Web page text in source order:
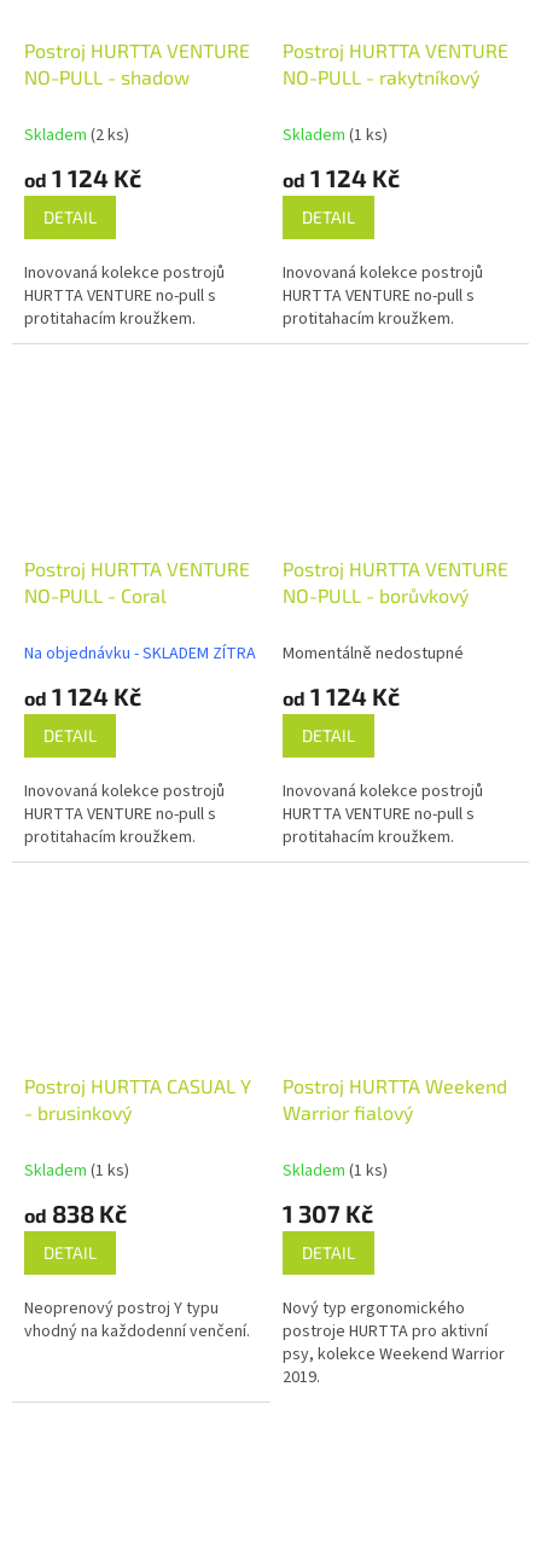
Postroj HURTTA VENTURE
NO-PULL - shadow
Skladem (2 ks)
od 1 124 Kč
DETAIL
Inovovaná kolekce postrojů
HURTTA VENTURE no-pull s
protitahacím kroužkem.
Postroj HURTTA VENTURE
NO-PULL - rakytníkový
Skladem (1 ks)
od 1 124 Kč
DETAIL
Inovovaná kolekce postrojů
HURTTA VENTURE no-pull s
protitahacím kroužkem.
Postroj HURTTA VENTURE
NO-PULL - Coral
Na objednávku - SKLADEM ZÍTRA
od 1 124 Kč
DETAIL
Inovovaná kolekce postrojů
HURTTA VENTURE no-pull s
protitahacím kroužkem.
Postroj HURTTA VENTURE
NO-PULL - borůvkový
Momentálně nedostupné
od 1 124 Kč
DETAIL
Inovovaná kolekce postrojů
HURTTA VENTURE no-pull s
protitahacím kroužkem.
Postroj HURTTA CASUAL Y
- brusinkový
Skladem (1 ks)
od 838 Kč
DETAIL
Neoprenový postroj Y typu
vhodný na každodenní venčení.
Postroj HURTTA Weekend
Warrior fialový
Skladem (1 ks)
1 307 Kč
DETAIL
Nový typ ergonomického
postroje HURTTA pro aktivní
psy, kolekce Weekend Warrior
2019.